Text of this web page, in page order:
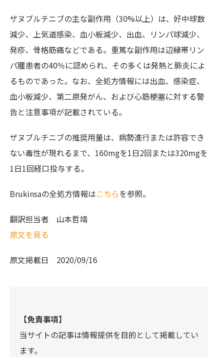
ザヌブルチニブの主な副作用（30%以上）は、好中球数
減少、上気道感染、血小板減少、出血、リンパ球減少、
発疹、骨格筋痛などである。重篤な副作用は辺縁帯リン
パ腫患者の40％に認められ、その多くは発熱と肺炎によ
るものであった。なお、全処方情報には出血、感染症、
血小板減少、第二原発がん、および心筋梗塞に対する警
告と注意事項が記載されている。
ザヌブルチニブの推奨用量は、病勢進行または許容でき
ない毒性が現れるまで、160mgを1日2回または320mgを
1日1回経口投与する。
Brukinsaの全処方情報はこちらを参照。
翻訳担当者 山本哲靖
原文を見る
原文掲載日 2020/09/16
【免責事項】
当サイトの記事は情報提供を目的として掲載してい
ます。